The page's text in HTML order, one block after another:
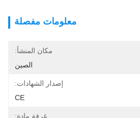
معلومات مفصلة
مكان المنشأ:
الصين
إصدار الشهادات:
CE
غرفة مادة: